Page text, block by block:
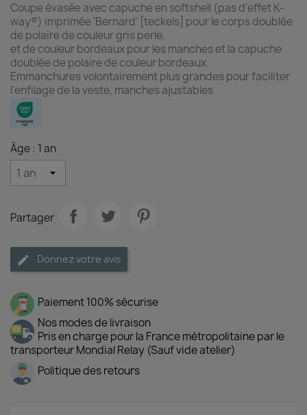
Coupe évasée avec capuche en softshell (pas d'effet K-
way®) imprimée 'Bernard' [teckels] pour le corps doublée
de polaire de couleur gris perle,
et de couleur bordeaux pour les manches et la capuche
doublée de polaire de couleur bordeaux.
Emmanchures volontairement plus grandes pour faciliter
l'enfilage de la veste, manches ajustables
Âge : 1 an
Partager
Donnez votre avis
Paiement 100% sécurise
Nos modes de livraison
Pris en charge pour la France métropolitaine par le
transporteur Mondial Relay (Sauf vide atelier)
Politique des retours